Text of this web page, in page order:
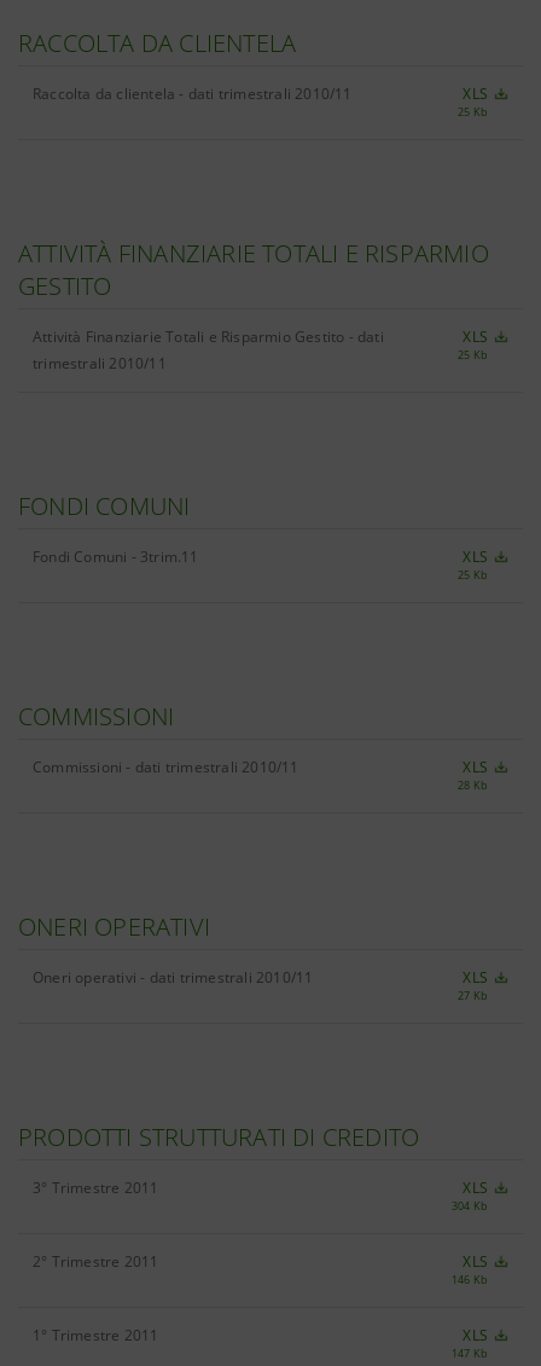
RACCOLTA DA CLIENTELA
Raccolta da clientela - dati trimestrali 2010/11 XLS
25 Kb
ATTIVITÀ FINANZIARIE TOTALI E RISPARMIO
GESTITO
Attività Finanziarie Totali e Risparmio Gestito - dati
trimestrali 2010/11
XLS
25 Kb
FONDI COMUNI
Fondi Comuni - 3trim.11 XLS
25 Kb
COMMISSIONI
Commissioni - dati trimestrali 2010/11 XLS
28 Kb
ONERI OPERATIVI
Oneri operativi - dati trimestrali 2010/11 XLS
27 Kb
PRODOTTI STRUTTURATI DI CREDITO
3° Trimestre 2011 XLS
304 Kb
2° Trimestre 2011 XLS
146 Kb
1° Trimestre 2011 XLS
147 Kb